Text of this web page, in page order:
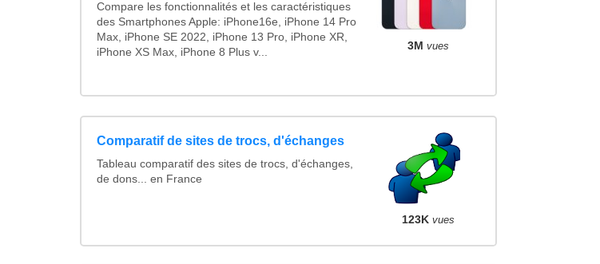
Compare les fonctionnalités et les caractéristiques
des Smartphones Apple: iPhone16e, iPhone 14 Pro
Max, iPhone SE 2022, iPhone 13 Pro, iPhone XR,
iPhone XS Max, iPhone 8 Plus v...
3M vues
Comparatif de sites de trocs, d'échanges
Tableau comparatif des sites de trocs, d'échanges,
de dons... en France
123K vues